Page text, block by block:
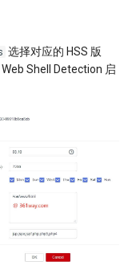
选择对应的 HSS 版
Shell Detection 启